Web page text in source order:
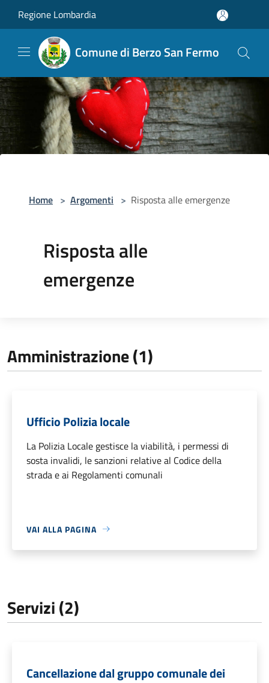
Regione Lombardia
Comune di Berzo San Fermo
Home > Argomenti > Risposta alle emergenze
Risposta alle
emergenze
Amministrazione (1)
Ufficio Polizia locale
La Polizia Locale gestisce la viabilità, i permessi di
sosta invalidi, le sanzioni relative al Codice della
strada e ai Regolamenti comunali
VAI ALLA PAGINA
Servizi (2)
Cancellazione dal gruppo comunale dei